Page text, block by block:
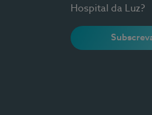
Hospital da Luz?